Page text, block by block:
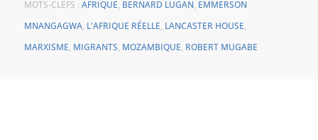
MOTS-CLEFS : AFRIQUE, BERNARD LUGAN, EMMERSON
MNANGAGWA, L'AFRIQUE RÉELLE, LANCASTER HOUSE,
MARXISME, MIGRANTS, MOZAMBIQUE, ROBERT MUGABE